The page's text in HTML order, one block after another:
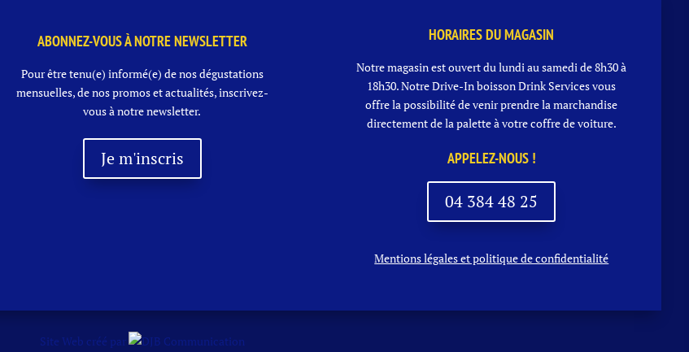
ABONNEZ-VOUS À NOTRE NEWSLETTER
Pour être tenu(e) informé(e) de nos dégustations
mensuelles, de nos promos et actualités, inscrivez-
vous à notre newsletter.
Je m'inscris
HORAIRES DU MAGASIN
Notre magasin est ouvert du lundi au samedi de 8h30 à
18h30. NotreDrive-In boissonDrink Services vous
offre la possibilité de venir prendre la marchandise
directement de la palette à votre coffre de voiture.
APPELEZ-NOUS !
04 384 48 25
Mentions légales et politique de confidentialité
Site Web créé par